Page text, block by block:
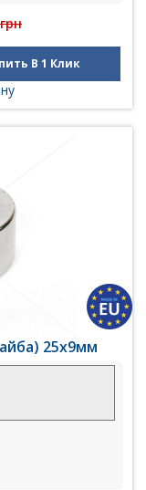
В 1 Клик
25х9мм